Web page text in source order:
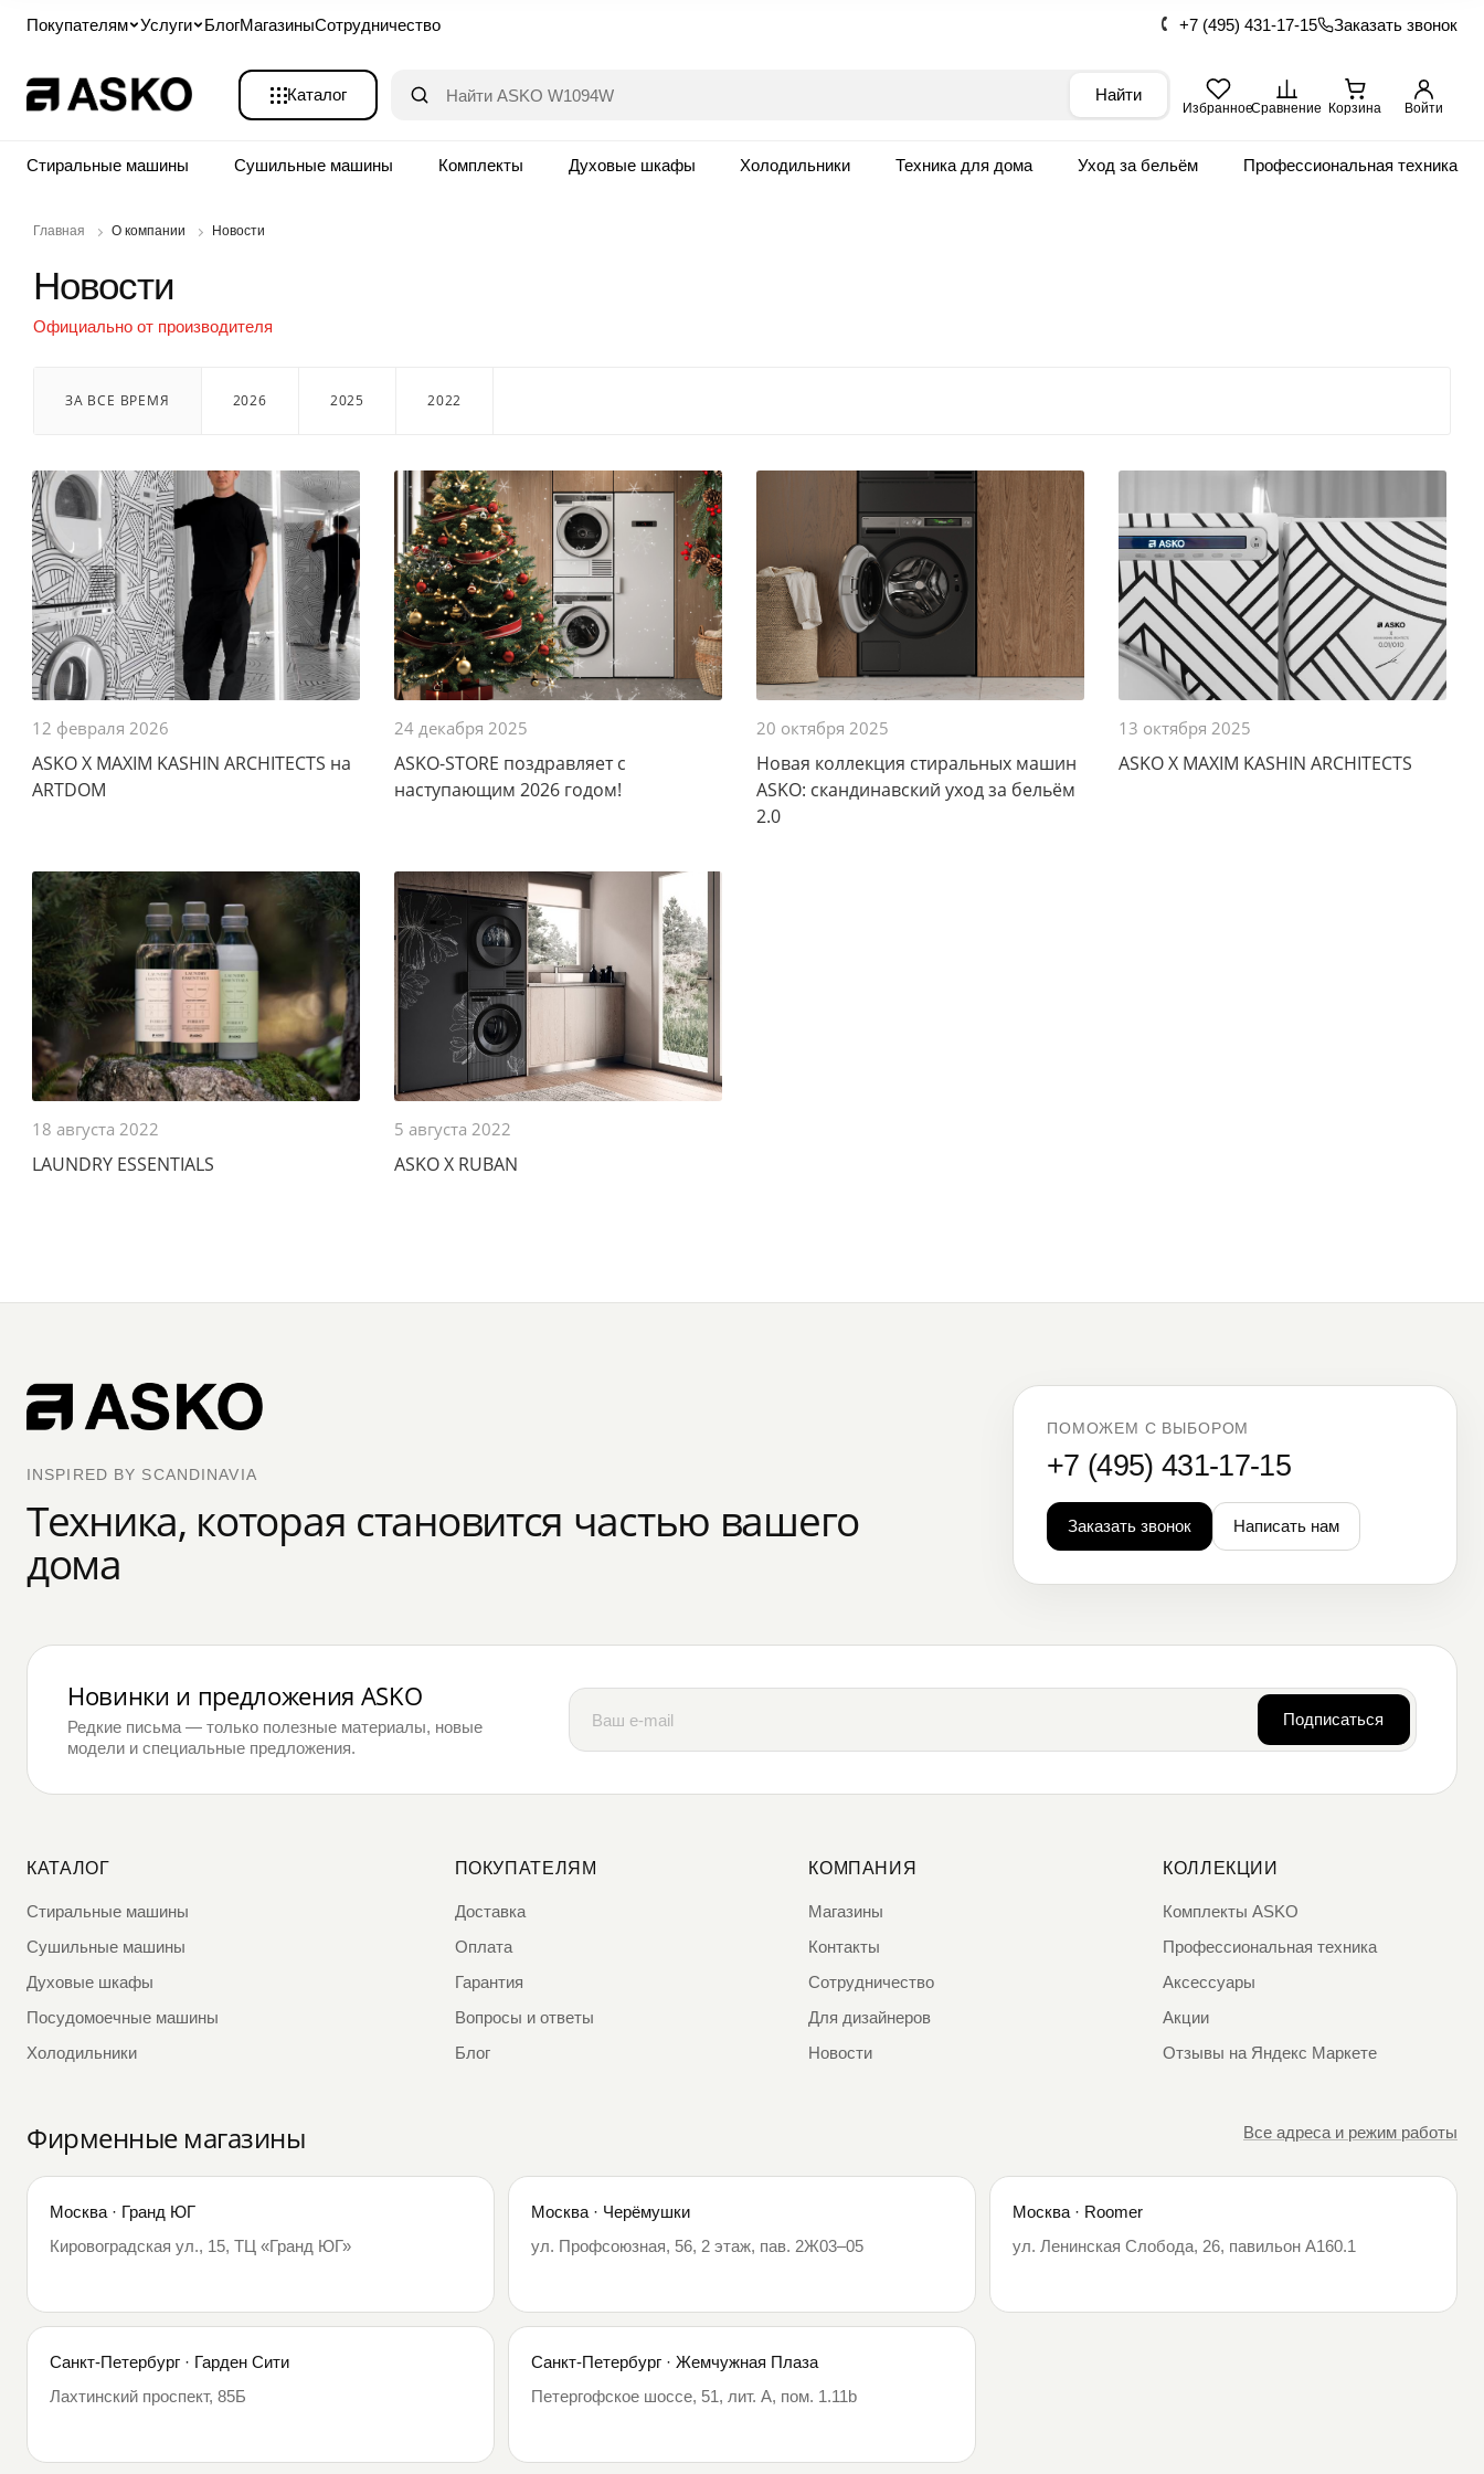
Покупателям Услуги БлогМагазиныСотрудничество +7 (495) 431-17-15 Заказать звонок
Каталог Найти
ИзбранноеСравнение Корзина Войти
Стиральные машины Сушильные машины Комплекты Духовые шкафы Холодильники Техника для дома Уход за бельём Профессиональная техника
Новости
Официально от производителя
Главная О компании Новости
ЗА ВСЕ ВРЕМЯ 2026 2025 2022
12 февраля 2026
ASKO X MAXIM KASHIN ARCHITECTS на
ARTDOM
24 декабря 2025
ASKO-STORE поздравляет с
наступающим 2026 годом!
20 октября 2025
Новая коллекция стиральных машин
ASKO: скандинавский уход за бельём
2.0
13 октября 2025
ASKO X MAXIM KASHIN ARCHITECTS
18 августа 2022
LAUNDRY ESSENTIALS
5 августа 2022
ASKO X RUBAN
INSPIRED BY SCANDINAVIA
Техника, которая становится частью вашего
дома
ПОМОЖЕМ С ВЫБОРОМ
+7 (495) 431-17-15
Заказать звонок Написать нам
Новинки и предложения ASKO
Редкие письма — только полезные материалы, новые
модели и специальные предложения.
Подписаться
КАТАЛОГ
Стиральные машины
Сушильные машины
Духовые шкафы
Посудомоечные машины
Холодильники
ПОКУПАТЕЛЯМ
Доставка
Оплата
Гарантия
Вопросы и ответы
Блог
КОМПАНИЯ
Магазины
Контакты
Сотрудничество
Для дизайнеров
Новости
КОЛЛЕКЦИИ
Комплекты ASKO
Профессиональная техника
Аксессуары
Акции
Отзывы на Яндекс Маркете
Фирменные магазины Все адреса и режим работы
Москва · Гранд ЮГ
Кировоградская ул., 15, ТЦ «Гранд ЮГ»
Москва · Черёмушки
ул. Профсоюзная, 56, 2 этаж, пав. 2Ж03–05
Москва · Roomer
ул. Ленинская Слобода, 26, павильон А160.1
Санкт-Петербург · Гарден Сити
Лахтинский проспект, 85Б
Санкт-Петербург · Жемчужная Плаза
Петергофское шоссе, 51, лит. А, пом. 1.11b